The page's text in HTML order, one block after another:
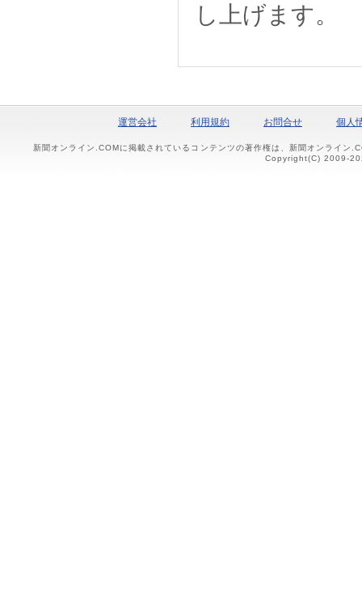
し上げます。
運営会社 利用規約 お問合せ 個人
新聞オンライン.COMに掲載されているコンテンツの著作権は、新聞オンライン
Copyright(C) 2009-